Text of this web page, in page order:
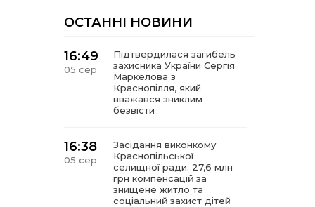
ОСТАННІ НОВИНИ
16:49
05 сер
Підтвердилася загибель
захисника України Сергія
Маркелова з
Краснопілля, який
вважався зниклим
безвісти
16:38
05 сер
Засідання виконкому
Краснопільської
селищної ради: 27,6 млн
грн компенсацій за
знищене житло та
соціальний захист дітей